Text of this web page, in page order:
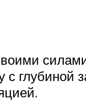
глубиной